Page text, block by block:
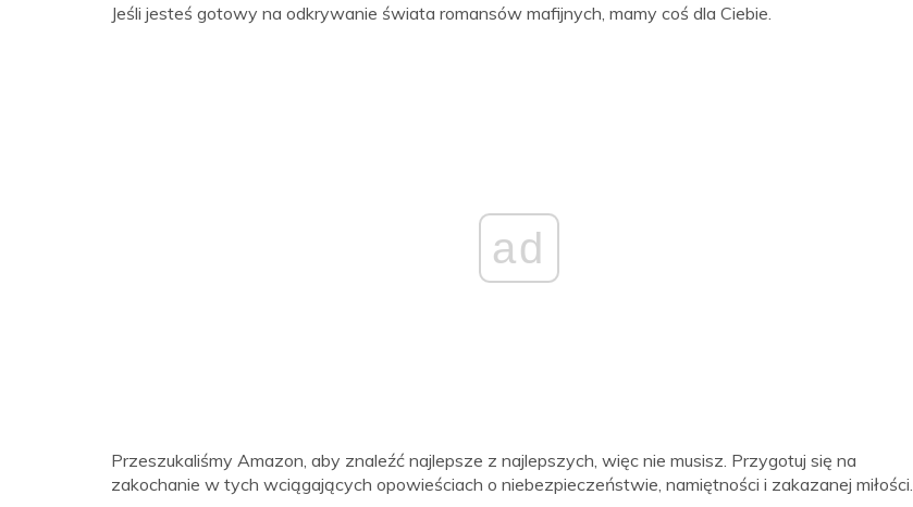
Jeśli jesteś gotowy na odkrywanie świata romansów mafijnych, mamy coś dla Ciebie.
ad
Przeszukaliśmy Amazon, aby znaleźć najlepsze z najlepszych, więc nie musisz. Przygotuj się na
zakochanie w tych wciągających opowieściach o niebezpieczeństwie, namiętności i zakazanej miłości.